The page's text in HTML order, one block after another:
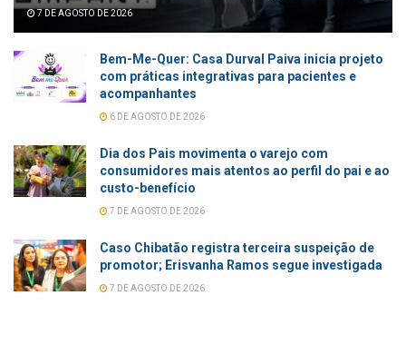
7 DE AGOSTO DE 2026
Bem-Me-Quer: Casa Durval Paiva inicia projeto
com práticas integrativas para pacientes e
acompanhantes
6 DE AGOSTO DE 2026
Dia dos Pais movimenta o varejo com
consumidores mais atentos ao perfil do pai e ao
custo-benefício
7 DE AGOSTO DE 2026
Caso Chibatão registra terceira suspeição de
promotor; Erisvanha Ramos segue investigada
7 DE AGOSTO DE 2026